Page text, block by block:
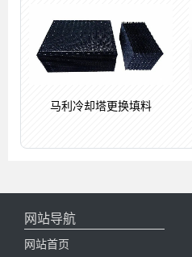
马利冷却塔更换填料
网站导航
网站首页